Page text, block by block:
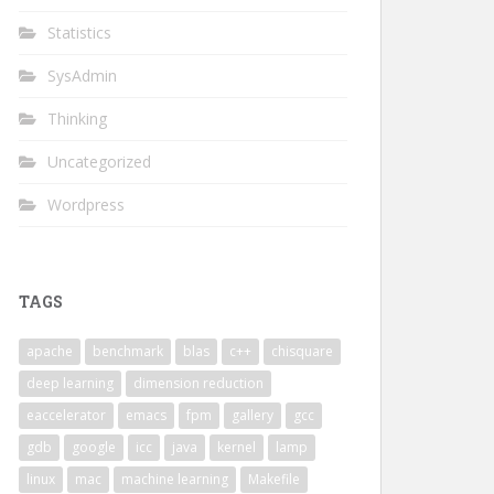
Statistics
SysAdmin
Thinking
Uncategorized
Wordpress
TAGS
apache benchmark blas c++
chisquare
deep learning
dimension reduction
eaccelerator
emacs fpm gallery
gcc
gdb
google icc java kernel
lamp
linux
mac machine learning Makefile